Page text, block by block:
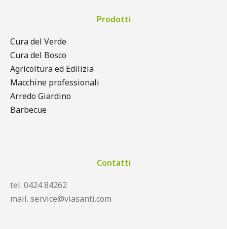
Prodotti
Cura del Verde
Cura del Bosco
Agricoltura ed Edilizia
Macchine professionali
Arredo Giardino
Barbecue
Contatti
tel. 0424 84262
mail. service@viasanti.com